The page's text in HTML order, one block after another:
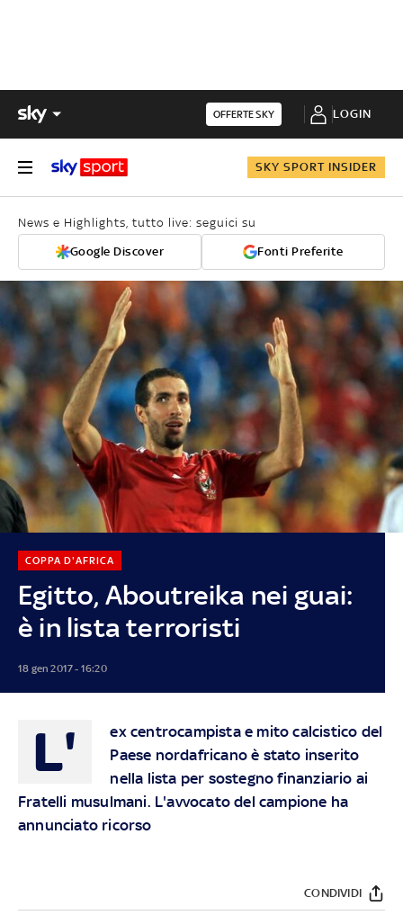
OFFERTE SKY LOGIN
SKY SPORT INSIDER
News e Highlights, tutto live: seguici su
Google Discover Fonti Preferite
Egitto, Aboutreika nei guai:
è in lista terroristi
COPPA D'AFRICA
18 gen 2017 - 16:20
L'
ex centrocampista e mito calcistico del
Paese nordafricano è stato inserito
nella lista per sostegno finanziario ai
Fratelli musulmani. L'avvocato del campione ha
annunciato ricorso
CONDIVIDI